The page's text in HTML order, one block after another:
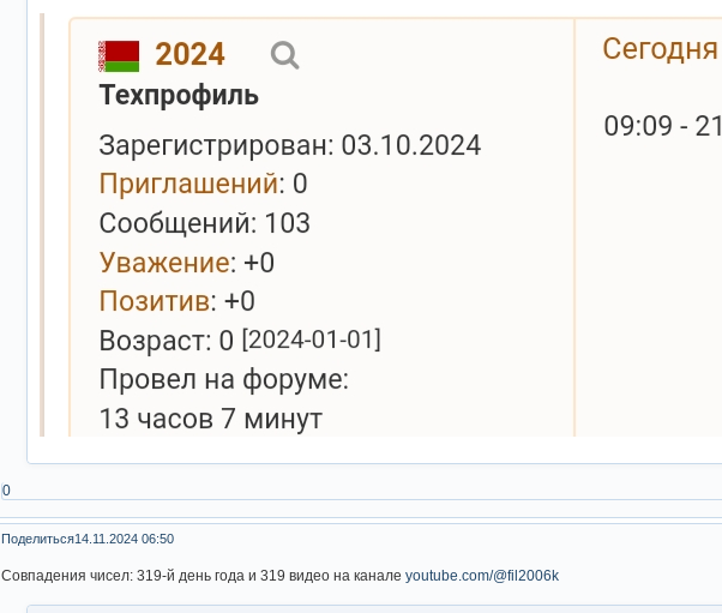
0
Поделиться14.11.2024 06:50
Совпадения чисел: 319-й день года и 319 видео на каналеyoutube.com/@fil2006k